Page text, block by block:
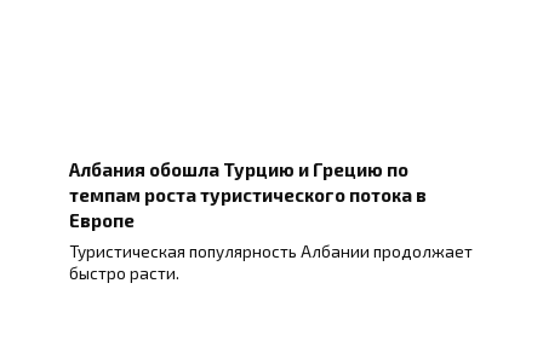
Албания обошла Турцию и Грецию по
темпам роста туристического потока в
Европе
Туристическая популярность Албании продолжает
быстро расти.